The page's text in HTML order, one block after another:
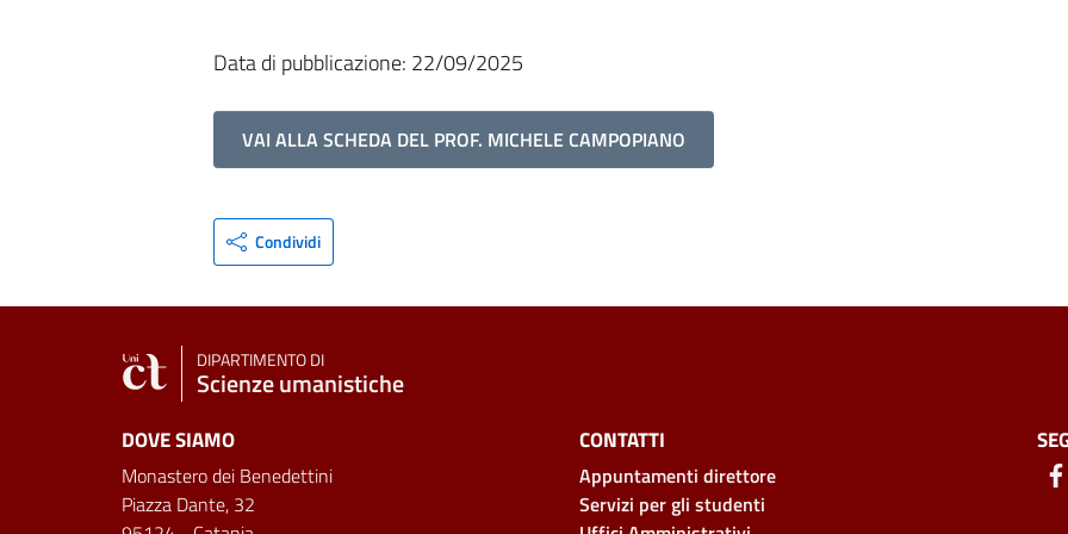
Data di pubblicazione: 22/09/2025
VAI ALLA SCHEDA DEL PROF. MICHELE CAMPOPIANO
Condividi
DIPARTIMENTO DI
Scienze umanistiche
DOVE SIAMO
Monastero dei Benedettini
Piazza Dante, 32
CONTATTI
Appuntamenti direttore
Servizi per gli studenti